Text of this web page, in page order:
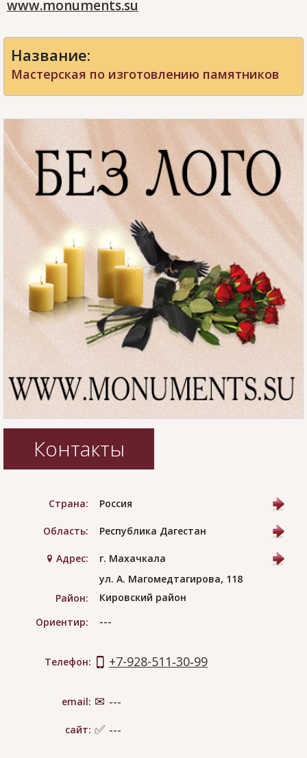
www.monuments.su
Название:
Мастерская по изготовлению памятников
Контакты
Страна: Россия
Область: Республика Дагестан
Адрес:
г. Махачкала
ул. А. Магомедтагирова, 118
Район:
Кировский район
Ориентир:
---
Телефон: +7-928-511‑30‑99
email: ---
сайт: ---